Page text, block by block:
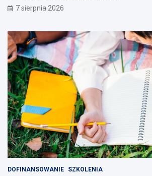
7 sierpnia 2026
DOFINANSOWANIE SZKOLENIA